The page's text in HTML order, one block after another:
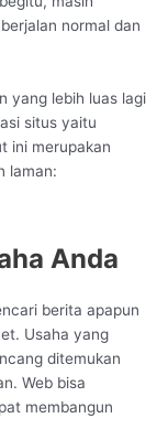
normal dan
yang lebih luas lagi
situs yaitu
ini merupakan
laman:
Anda
berita apapun
Usaha yang
ditemukan
Web bisa
membangun